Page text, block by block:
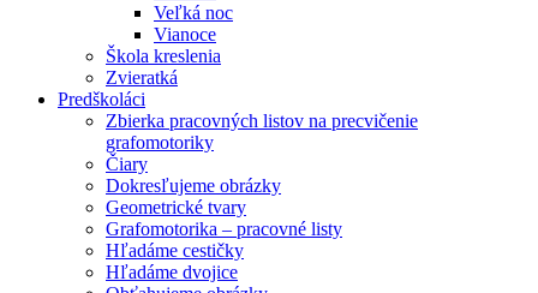
Veľká noc
Vianoce
Škola kreslenia
Zvieratká
Predškoláci
Zbierka pracovných listov na precvičenie
grafomotoriky
Čiary
Dokresľujeme obrázky
Geometrické tvary
Grafomotorika – pracovné listy
Hľadáme cestičky
Hľadáme dvojice